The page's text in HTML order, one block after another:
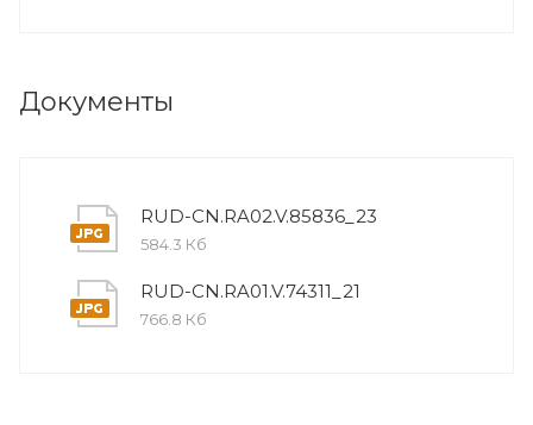
Документы
RUD-CN.RA02.V.85836_23
584.3 Кб
RUD-CN.RA01.V.74311_21
766.8 Кб